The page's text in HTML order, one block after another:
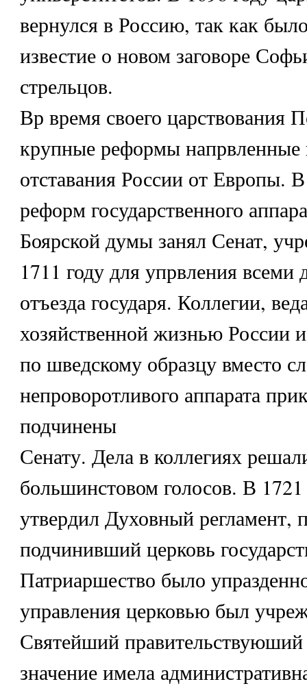
вернулся в Россию, так как
известие о новом заговоре
стрельцов.
Вр время своего царствования
крупные реформы напрвленные
отставания России от Европы. В
реформ государственного
Боярской думы занял Сенат,
1711 году для упрвления всеми
отъезда государя. Коллегии,
хозяйственной жизнью России
по шведскому образцу вместо
непроворотливого аппарата
подчинены
Сенату. Дела в коллегиях
большинстовом голосов. В
утвердил Духовный регламент,
подчинивший церковь
Патриаршество было
управления церковью был
Святейший
значение имела